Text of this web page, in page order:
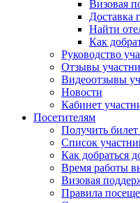
Визовая
Доставка
Найти
Как
Руководство
Отзывы
Видеоотзывы
Новости
Кабинет
Посетителям
Получить
Список
Как добраться
Время работы
Визовая
Правила